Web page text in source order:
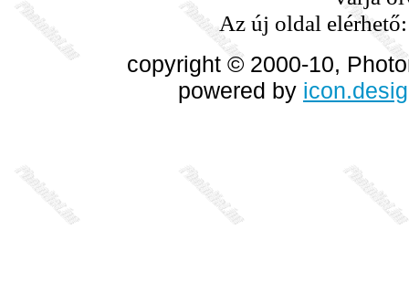
Az új oldal
copyright © 2000-10,
powered by